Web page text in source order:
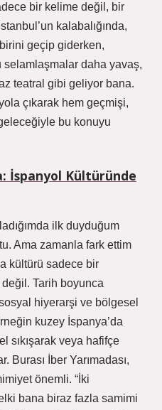
bir kelime değil, bir
kalabalığında,
geçip giderken,
selamlaşmalar daha yavaş,
teatral gibi geliyor bana.
çıkarak hem geçmişi,
bu konuyu
İspanyol Kültüründe
ilk duyduğum
Ama zamanla fark ettim
kültürü sadece bir
Tarih boyunca
hiyerarşi ve bölgesel
kuzey İspanya’da
sıkışarak veya hafifçe
Burası İber Yarımadası,
önemli. “İki
bana biraz fazla samimi